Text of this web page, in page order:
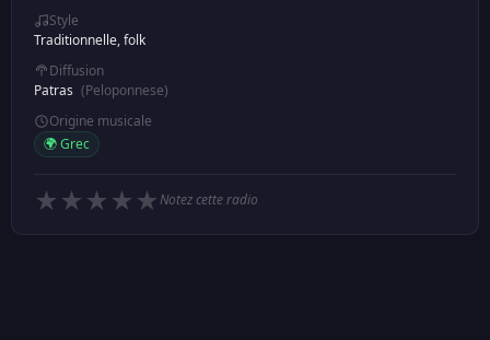
Style
Traditionnelle, folk
Diffusion
Patras (Peloponnese)
Origine musicale
🌍 Grec
★ ★ ★ ★ ★Notez cette radio